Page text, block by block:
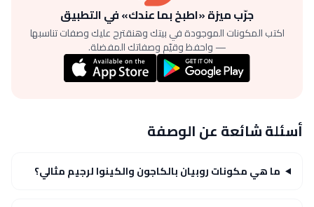
جرّب ميزة «اطبخ بما عندك» في التطبيق
اكتب المكونات الموجودة في بيتك وهنقترح عليك وصفات تناسبها
— واحفظ وقيّم وصفاتك المفضلة.
أسئلة شائعة عن الوصفة
ما هي مكونات روبيان بالكاجون والكينوا لرجيم مثالي؟